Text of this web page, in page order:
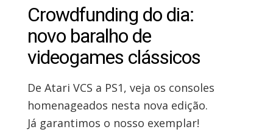
Crowdfunding do dia:
novo baralho de
videogames clássicos
De Atari VCS a PS1, veja os consoles
homenageados nesta nova edição.
Já garantimos o nosso exemplar!